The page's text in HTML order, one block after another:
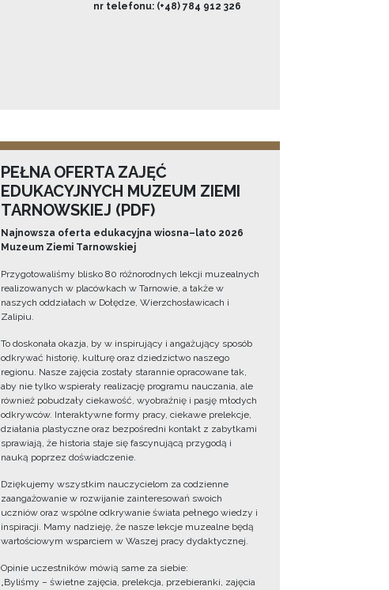
nr telefonu: (+48) 784 912 326
PEŁNA OFERTA ZAJĘĆ
EDUKACYJNYCH MUZEUM ZIEMI
TARNOWSKIEJ (PDF)
Najnowsza oferta edukacyjna wiosna–lato 2026
Muzeum Ziemi Tarnowskiej
Przygotowaliśmy blisko 80 różnorodnych lekcji muzealnych
realizowanych w placówkach w Tarnowie, a także w
naszych oddziałach w Dołędze, Wierzchosławicach i
Zalipiu.
To doskonała okazja, by w inspirujący i angażujący sposób
odkrywać historię, kulturę oraz dziedzictwo naszego
regionu. Nasze zajęcia zostały starannie opracowane tak,
aby nie tylko wspierały realizację programu nauczania, ale
również pobudzały ciekawość, wyobraźnię i pasję młodych
odkrywców. Interaktywne formy pracy, ciekawe prelekcje,
działania plastyczne oraz bezpośredni kontakt z zabytkami
sprawiają, że historia staje się fascynującą przygodą i
nauką poprzez doświadczenie.
Dziękujemy wszystkim nauczycielom za codzienne
zaangażowanie w rozwijanie zainteresowań swoich
uczniów oraz wspólne odkrywanie świata pełnego wiedzy i
inspiracji. Mamy nadzieję, że nasze lekcje muzealne będą
wartościowym wsparciem w Waszej pracy dydaktycznej.
Opinie uczestników mówią same za siebie:
„Byliśmy – świetne zajęcia, prelekcja, przebieranki, zajęcia